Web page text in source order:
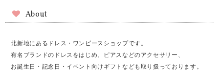
About
北新地にあるドレス・ワンピースショップです。
有名ブランドのドレスをはじめ、ピアスなどのアクセサリー、
お誕生日・記念日・イベント向けギフトなども取り扱っております。